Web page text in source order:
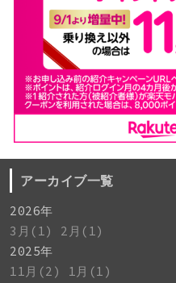
アーカイブ一覧
2026年
3月(1)
2月(1)
2025年
11月(2)
1月(1)